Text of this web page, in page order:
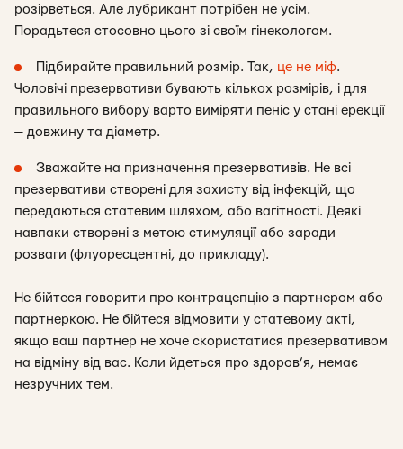
розірветься. Але лубрикант потрібен не усім.
Порадьтеся стосовно цього зі своїм гінекологом.
Підбирайте правильний розмір. Так, це не міф.
Чоловічі презервативи бувають кількох розмірів, і для
правильного вибору варто виміряти пеніс у стані ерекції
— довжину та діаметр.
Зважайте на призначення презервативів. Не всі
презервативи створені для захисту від інфекцій, що
передаються статевим шляхом, або вагітності. Деякі
навпаки створені з метою стимуляції або заради
розваги (флуоресцентні, до прикладу).
Не бійтеся говорити про контрацепцію з партнером або
партнеркою. Не бійтеся відмовити у статевому акті,
якщо ваш партнер не хоче скористатися презервативом
на відміну від вас. Коли йдеться про здоров’я, немає
незручних тем.